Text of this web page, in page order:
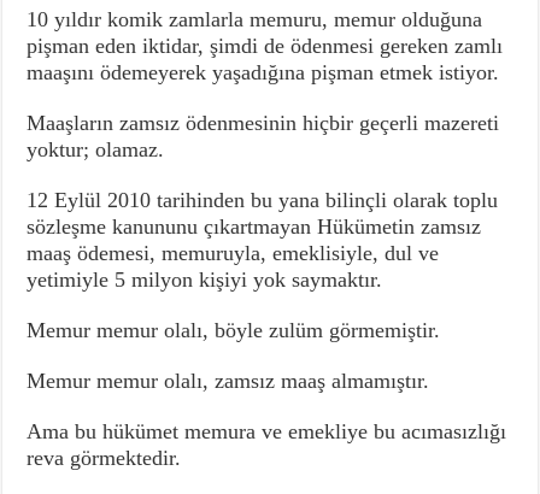
10 yıldır komik zamlarla memuru, memur olduğuna
pişman eden iktidar, şimdi de ödenmesi gereken zamlı
maaşını ödemeyerek yaşadığına pişman etmek istiyor.
Maaşların zamsız ödenmesinin hiçbir geçerli mazereti
yoktur; olamaz.
12 Eylül 2010 tarihinden bu yana bilinçli olarak toplu
sözleşme kanununu çıkartmayan Hükümetin zamsız
maaş ödemesi, memuruyla, emeklisiyle, dul ve
yetimiyle 5 milyon kişiyi yok saymaktır.
Memur memur olalı, böyle zulüm görmemiştir.
Memur memur olalı, zamsız maaş almamıştır.
Ama bu hükümet memura ve emekliye bu acımasızlığı
reva görmektedir.